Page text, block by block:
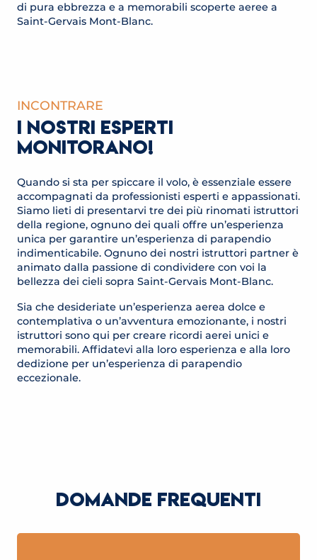
di pura ebbrezza e a memorabili scoperte aeree a
Saint-Gervais Mont-Blanc.
INCONTRARE
I NOSTRI ESPERTI
MONITORANO!
Quando si sta per spiccare il volo, è essenziale essere
accompagnati da professionisti esperti e appassionati.
Siamo lieti di presentarvi tre dei più rinomati istruttori
della regione, ognuno dei quali offre un’esperienza
unica per garantire un’esperienza di parapendio
indimenticabile. Ognuno dei nostri istruttori partner è
animato dalla passione di condividere con voi la
bellezza dei cieli sopra Saint-Gervais Mont-Blanc.
Sia che desideriate un’esperienza aerea dolce e
contemplativa o un’avventura emozionante, i nostri
istruttori sono qui per creare ricordi aerei unici e
memorabili. Affidatevi alla loro esperienza e alla loro
dedizione per un’esperienza di parapendio
eccezionale.
DOMANDE FREQUENTI